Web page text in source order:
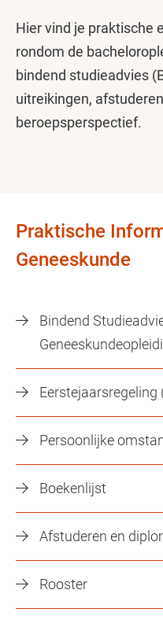
Hier vind je praktische
rondom de
bindend studieadvies
uitreikingen,
beroepsperspectief.
Praktische
Geneeskunde
Bindend
Persoonlijke
Boekenlijst
Afstuderen en
Rooster